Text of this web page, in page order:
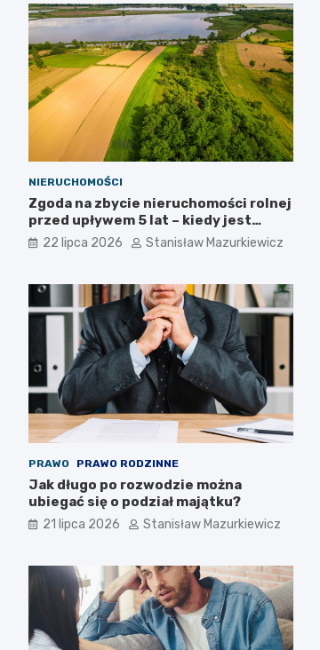
NIERUCHOMOŚCI
Zgoda na zbycie nieruchomości rolnej
przed upływem 5 lat – kiedy jest
możliwa
22 lipca 2026 Stanisław Mazurkiewicz
PRAWO PRAWO RODZINNE
Jak długo po rozwodzie można
ubiegać się o podział majątku?
21 lipca 2026 Stanisław Mazurkiewicz